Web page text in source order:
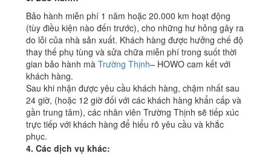
Bảo hành miễn phí 1 năm hoặc 20.000 km hoạt động
(tùy điều kiện nào đến trước), cho những hư hỏng gây ra
do lỗi của nhà sản xuất. Khách hàng được hưởng chế độ
thay thế phụ tùng và sửa chữa miễn phí trong suốt thời
gian bảo hành mà Trường Thịnh– HOWO cam kết với
khách hàng.
Sau khi nhận được yêu cầu khách hàng, chậm nhất sau
24 giờ, (hoặc 12 giờ đối với các khách hàng khẩn cấp và
gần trung tâm), các nhân viên Trường Thịnh sẽ tiếp xúc
trực tiếp với khách hàng để hiểu rõ yêu cầu và khắc
phục.
4. Các dịch vụ khác: